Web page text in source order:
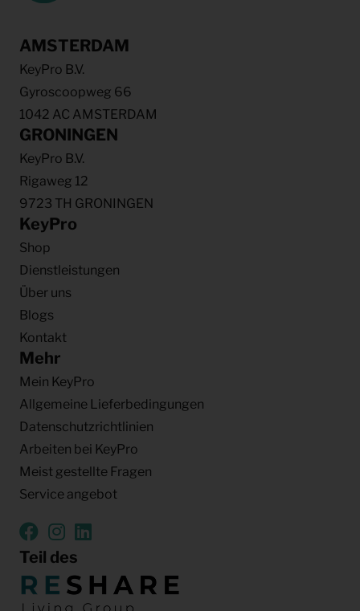
AMSTERDAM
KeyPro B.V.
Gyroscoopweg 66
1042 AC AMSTERDAM
GRONINGEN
KeyPro B.V.
Rigaweg 12
9723 TH GRONINGEN
KeyPro
Shop
Dienstleistungen
Über uns
Blogs
Kontakt
Mehr
Mein KeyPro
Allgemeine Lieferbedingungen
Datenschutzrichtlinien
Arbeiten bei KeyPro
Meist gestellte Fragen
Service angebot
Teil des